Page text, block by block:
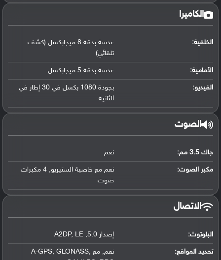
الكاميرا
الخلفية:
عدسة بدقة 8 ميجابكسل (كشف
تلقائي)
الأمامية: عدسة بدقة 5 ميجابكسل
الفيديو:
بجودة 1080 بكسل في 30 إطار في
الثانية
الصوت
جاك 3.5 مم: نعم
مكبر الصوت: نعم مع خاصية الستيريو,
4 مكبرات
صوت
الاتصال
البلوتوث: إصدار 5.0 ,
A2DP, LE
تحديد المواقع: نعم, مع A-GPS , GLONASS,